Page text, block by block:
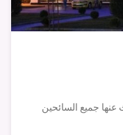
عنها جميع السائحين